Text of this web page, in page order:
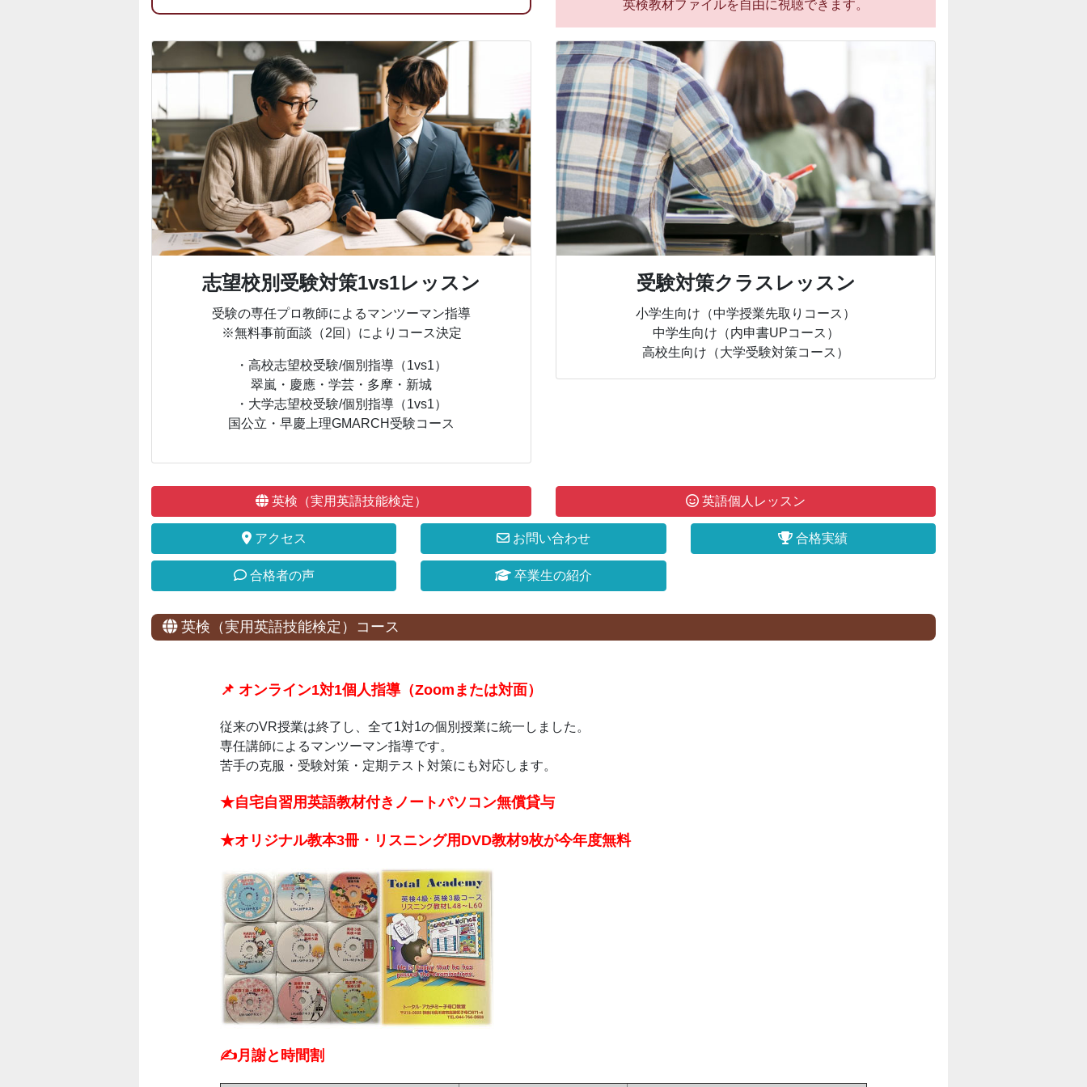
英検教材ファイルを自由に視聴できます。
志望校別受験対策1vs1レッスン
受験の専任プロ教師によるマンツーマン指導
※無料事前面談（2回）によりコース決定
・高校志望校受験/個別指導（1vs1）
翠嵐・慶應・学芸・多摩・新城
・大学志望校受験/個別指導（1vs1）
国公立・早慶上理GMARCH受験コース
受験対策クラスレッスン
小学生向け（中学授業先取りコース）
中学生向け（内申書UPコース）
高校生向け（大学受験対策コース）
英検（実用英語技能検定） 英語個人レッスン
アクセス お問い合わせ 合格実績
合格者の声 卒業生の紹介
英検（実用英語技能検定）コース
📌 オンライン1対1個人指導（Zoomまたは対面）
従来のVR授業は終了し、全て1対1の個別授業に統一しました。
専任講師によるマンツーマン指導です。
苦手の克服・受験対策・定期テスト対策にも対応します。
★自宅自習用英語教材付きノートパソコン無償貸与
★オリジナル教本3冊・リスニング用DVD教材9枚が今年度無料
✍️月謝と時間割